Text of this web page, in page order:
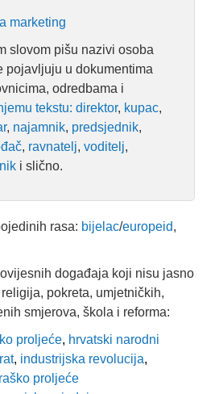
marketing
slovom pišu nazivi osoba
pojavljuju u dokumentima
odredbama i
tekstu: direktor, kupac,
, najamnik, predsjednik,
, ravnatelj, voditelj,
i slično.
rasa: bijelac/europeid,
događaja koji nisu jasno
pokreta, umjetničkih,
smjerova, škola i reforma:
proljeće, hrvatski narodni
, industrijska revolucija,
proljeće